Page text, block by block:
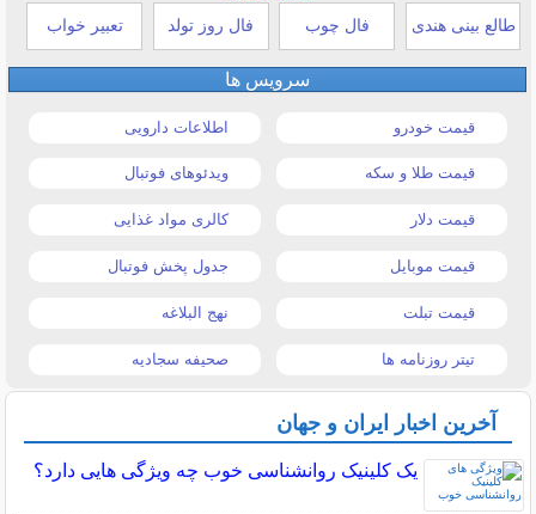
طالع بینی هندی فال چوب فال روز تولد تعبیر خواب
سرویس ها
قیمت خودرو اطلاعات دارویی
قیمت طلا و سکه ویدئوهای فوتبال
قیمت دلار کالری مواد غذایی
قیمت موبایل جدول پخش فوتبال
قیمت تبلت نهج البلاغه
تیتر روزنامه ها صحیفه سجادیه
آخرین اخبار ایران و جهان
یک کلینیک روانشناسی خوب چه ویژگی هایی دارد؟